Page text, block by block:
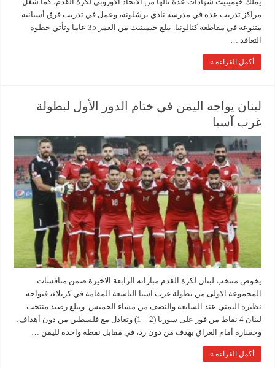
مراكز تدريب عدة في مدرسة نادي برشلونة، وعمل في تدريب فرق أسبانية
متنوعة في مقاطعة كتالونيا. يبلغ خيمينيث من العمر 35 عاما وتأتي خطوة
التعاقد …
أكمل القراءة »
لبنان يواجه اليمن في ختام الدور الأول لبطولة
غرب آسيا
يخوض منتخب لبنان لكرة القدم مباراته الرابعة الاخيرة ضمن منافسات
المجموعة الاولى من بطولة غرب آسيا التاسعة المقامة في كربلاء، فيواجه
نظيره اليمني عند السابعة والنصف من مساء الخميس. ويبلغ رصيد منتخب
لبنان 4 نقاط من فوز على سوريا (2 – 1) وتعادل مع فلسطين من دون أهداف،
وخسارة أمام العراق بهدف من دون رد، في مقابل نقطة واحدة لليمن …
أكمل القراءة »